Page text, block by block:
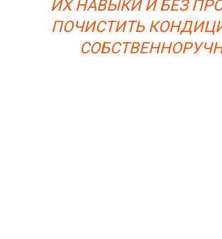
ИХ НАВЫКИ И БЕЗ
ПОЧИСТИТЬ